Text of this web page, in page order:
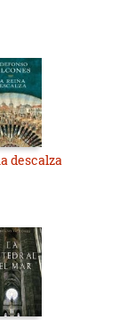
descalza